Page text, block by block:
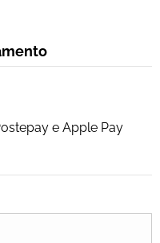
e Apple Pay